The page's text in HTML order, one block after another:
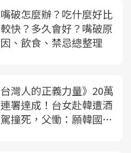
嘴破怎麼辦？吃什麼好比
較快？多久會好？嘴破原
因、飲食、禁忌總整理
台灣人的正義力量》20萬
連署達成！台女赴韓遭酒
駕撞死，父慟：願韓國能